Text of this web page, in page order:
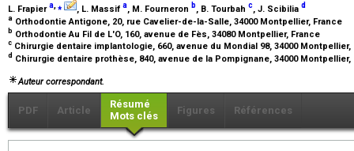
L. Frapiera,⁎ , L. Massif a, M. Fourneron b, B. Tourbah c, J. Scibilia d
a Orthodontie Antigone, 20, rue Cavelier-de-la-Salle, 34000 Montpellier, France
b Orthodontie Au Fil de L'O, 160, avenue de Fès, 34080 Montpellier, France
c Chirurgie dentaire implantologie, 660, avenue du Mondial 98, 34000
d Chirurgie dentaire prothèse, 840, avenue de la Pompignane, 34000
Auteur correspondant.
PDF Article
Résumé
Mots clés
Figures Références